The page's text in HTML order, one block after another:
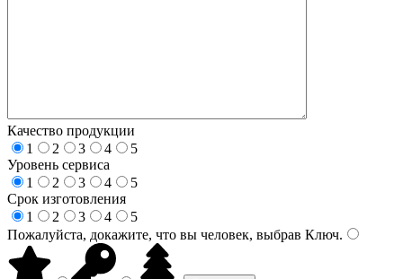
Качество продукции
1
2 3 4
5
Уровень сервиса
1
2 3 4
5
Срок изготовления
1
2 3 4
5
Пожалуйста, докажите, что вы человек, выбрав Ключ.